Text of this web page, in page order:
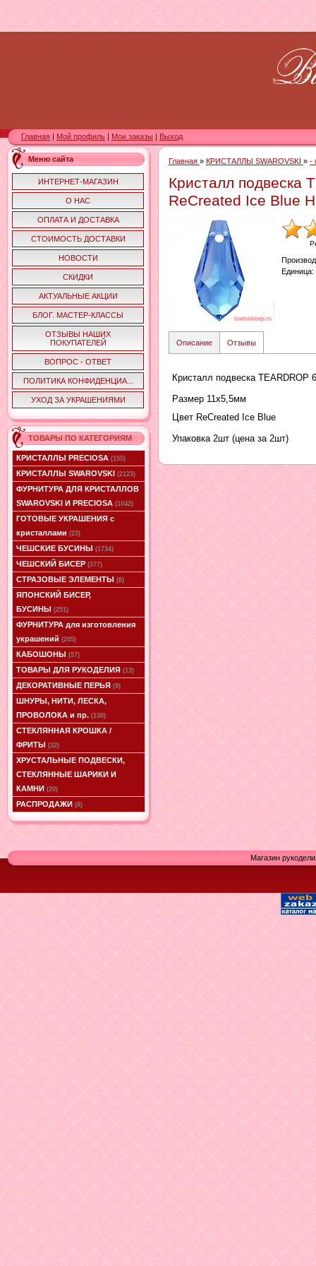
Главная Мой профиль Мои заказы Выход
Меню сайта
ИНТЕРНЕТ-МАГАЗИН
О НАС
ОПЛАТА И ДОСТАВКА
СТОИМОСТЬ ДОСТАВКИ
НОВОСТИ
СКИДКИ
АКТУАЛЬНЫЕ АКЦИИ
БЛОГ. МАСТЕР-КЛАССЫ
ОТЗЫВЫ НАШИХ
ПОКУПАТЕЛЕЙ
ВОПРОС - ОТВЕТ
ПОЛИТИКА КОНФИДЕНЦИА...
УХОД ЗА УКРАШЕНИЯМИ
ТОВАРЫ ПО КАТЕГОРИЯМ
КРИСТАЛЛЫ PRECIOSA (155)
КРИСТАЛЛЫ SWAROVSKI (2123)
ФУРНИТУРА ДЛЯ КРИСТАЛЛОВ
SWAROVSKI И PRECIOSA (1042)
ГОТОВЫЕ УКРАШЕНИЯ с
кристаллами (23)
ЧЕШСКИЕ БУСИНЫ (1734)
ЧЕШСКИЙ БИСЕР (377)
СТРАЗОВЫЕ ЭЛЕМЕНТЫ (8)
ЯПОНСКИЙ БИСЕР,
БУСИНЫ (251)
ФУРНИТУРА для изготовления
украшений (205)
КАБОШОНЫ (57)
ТОВАРЫ ДЛЯ РУКОДЕЛИЯ (13)
ДЕКОРАТИВНЫЕ ПЕРЬЯ (9)
ШНУРЫ, НИТИ, ЛЕСКА,
ПРОВОЛОКА и пр. (130)
СТЕКЛЯННАЯ КРОШКА /
ФРИТЫ (32)
ХРУСТАЛЬНЫЕ ПОДВЕСКИ,
СТЕКЛЯННЫЕ ШАРИКИ И
КАМНИ (20)
РАСПРОДАЖИ (8)
Главная » КРИСТАЛЛЫ SWAROVSKI » -
Кристалл подвеска
ReCreated Ice Blue
Единица:
Описание Отзывы
Кристалл подвеска TEARDROP
Размер 11x5,5мм
Цвет ReCreated Ice Blue
Упаковка 2шт (цена за 2шт)
Магазин